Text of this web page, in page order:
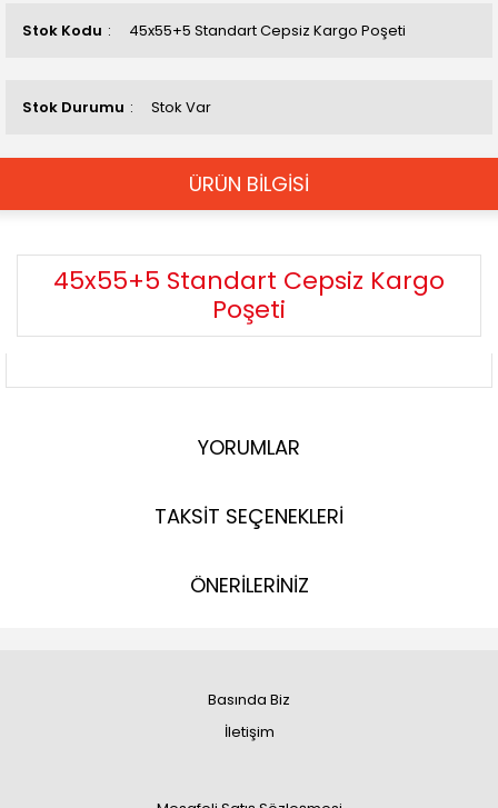
Stok Kodu 45x55+5 Standart Cepsiz Kargo Poşeti
Stok Durumu Stok Var
ÜRÜN BİLGİSİ
45x55+5 Standart Cepsiz Kargo
Poşeti
YORUMLAR
TAKSİT SEÇENEKLERİ
ÖNERİLERİNİZ
Basında Biz
İletişim